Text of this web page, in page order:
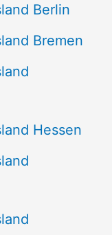
Berlin
Bremen
Hessen